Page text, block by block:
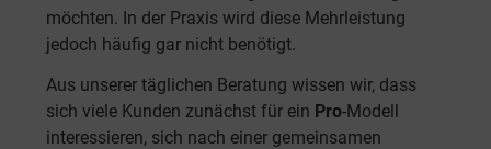
möchten. In der Praxis wird diese Mehrleistung
jedoch häufig gar nicht benötigt.
Aus unserer täglichen Beratung wissen wir, dass
sich viele Kunden zunächst für ein Pro-Modell
interessieren, sich nach einer gemeinsamen